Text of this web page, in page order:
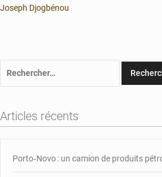
Joseph Djogbénou
Articles récents
Porto‑Novo : un camion de produits